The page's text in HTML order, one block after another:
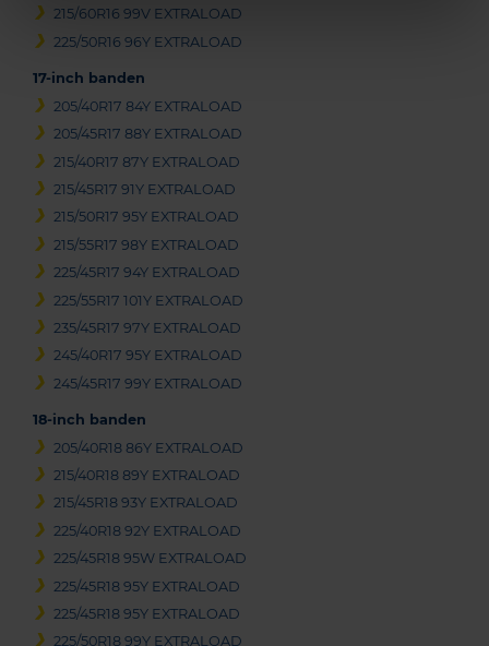
215/60R16 99V EXTRALOAD
225/50R16 96Y EXTRALOAD
17-inch banden
205/40R17 84Y EXTRALOAD
205/45R17 88Y EXTRALOAD
215/40R17 87Y EXTRALOAD
215/45R17 91Y EXTRALOAD
215/50R17 95Y EXTRALOAD
215/55R17 98Y EXTRALOAD
225/45R17 94Y EXTRALOAD
225/55R17 101Y EXTRALOAD
235/45R17 97Y EXTRALOAD
245/40R17 95Y EXTRALOAD
245/45R17 99Y EXTRALOAD
18-inch banden
205/40R18 86Y EXTRALOAD
215/40R18 89Y EXTRALOAD
215/45R18 93Y EXTRALOAD
225/40R18 92Y EXTRALOAD
225/45R18 95W EXTRALOAD
225/45R18 95Y EXTRALOAD
225/45R18 95Y EXTRALOAD
225/50R18 99Y EXTRALOAD